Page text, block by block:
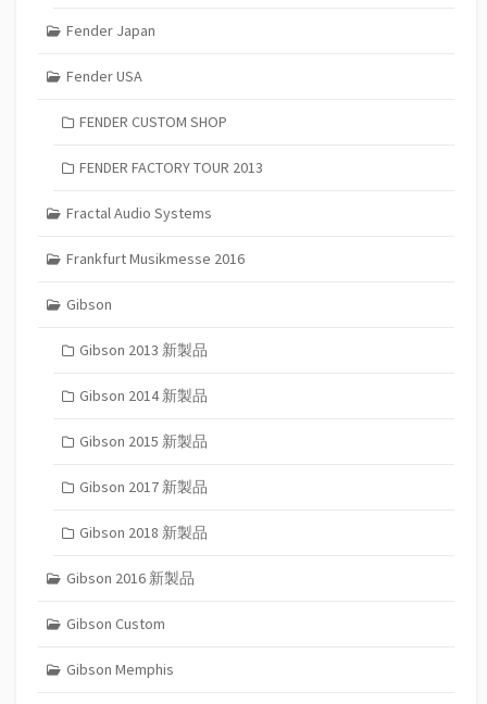
Fender Japan
Fender USA
FENDER CUSTOM SHOP
FENDER FACTORY TOUR 2013
Fractal Audio Systems
Frankfurt Musikmesse 2016
Gibson
Gibson 2013 新製品
Gibson 2014 新製品
Gibson 2015 新製品
Gibson 2017 新製品
Gibson 2018 新製品
Gibson 2016 新製品
Gibson Custom
Gibson Memphis